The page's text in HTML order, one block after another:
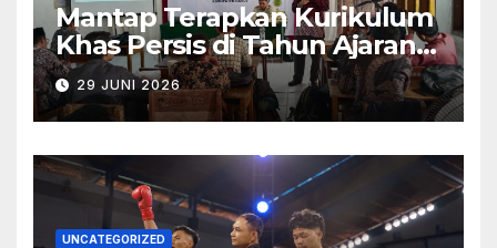
Mantap Terapkan Kurikulum
Khas Persis di Tahun Ajaran
Baru, Bidgar Pendidikan PD
PERSIS Garut Tuntaskan
Training of Trainers 2026
29 JUNI 2026
UNCATEGORIZED